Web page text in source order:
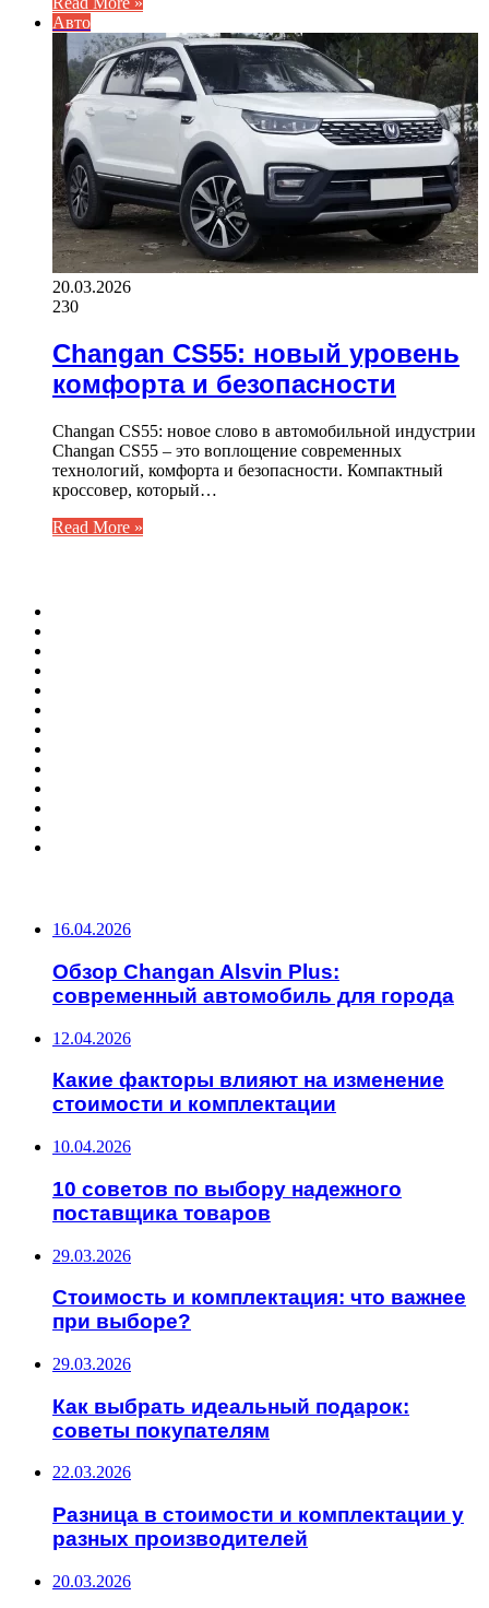
Авто
20.03.2026
230
Changan CS55: новый уровень
комфорта и безопасности
Changan CS55: новое слово в автомобильной индустрии
Changan CS55 – это воплощение современных
технологий, комфорта и безопасности. Компактный
кроссовер, который…
Read More »
16.04.2026
Обзор Changan Alsvin Plus:
современный автомобиль для города
12.04.2026
Какие факторы влияют на изменение
стоимости и комплектации
10.04.2026
10 советов по выбору надежного
поставщика товаров
29.03.2026
Стоимость и комплектация: что важнее
при выборе?
29.03.2026
Как выбрать идеальный подарок:
советы покупателям
22.03.2026
Разница в стоимости и комплектации у
разных производителей
20.03.2026